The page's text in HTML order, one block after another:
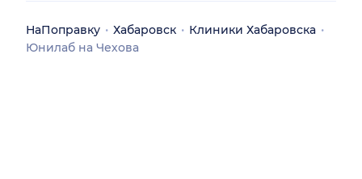
НаПоправку Хабаровск
Клиники Хабаровска
Юнилаб на Чехова